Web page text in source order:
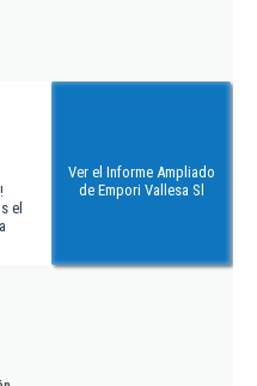
el
Ver el Informe Ampliado
de Empori Vallesa Sl